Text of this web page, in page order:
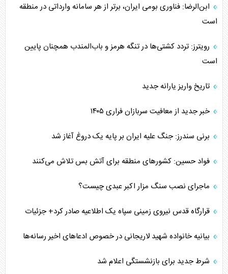
ابن‌الرضا: فناوری بومی ایران، برتر از هر سامانه وارداتی در منطقه
است
رویترز: تردد کشتی‌ها در تنگه هرمز و باب‌المندب همچنان پایین
است
تاریخ واریز یارانه جدید
خبر جدید از معافیت سربازان فراری ۱۴۰۵
برنی سندرز: جنگ علیه ایران بر پایه یک دروغ آغاز شد
فواد حسین: کشورهای منطقه برای آتش بس تلاش می‌کنند
ماجرای نصب سنگ مزار اکبر عبدی چیست؟
قرارگاه قدس نیروی زمینی سپاه یک اطلاعیه صادر کرد+ جزئیات
بیانیه خانواده شهید لاریجانی در خصوص ادعاهای اخیر رسانه‌ها
شرط جدید برای بازنشستگی اعلام شد